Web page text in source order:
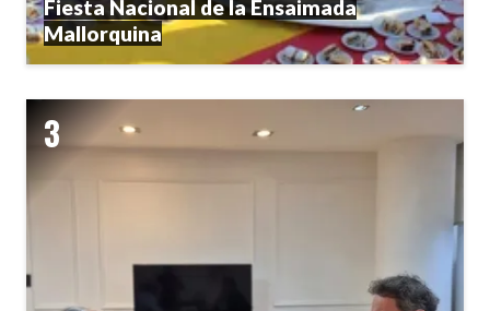
Fiesta Nacional de la Ensaimada
Mallorquina